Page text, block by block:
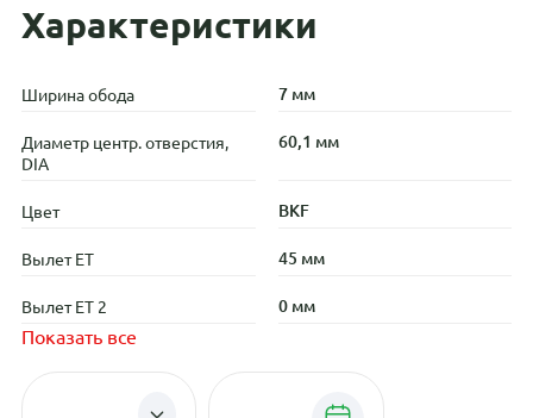
Характеристики
Ширина обода 7 мм
Диаметр центр. отверстия,
DIA
60,1 мм
Цвет BKF
Вылет ET 45 мм
Вылет ET 2 0 мм
Показать все